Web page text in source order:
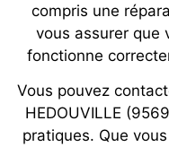
compris une
vous assurer que
fonctionne
Vous pouvez
HEDOUVILLE
pratiques. Que